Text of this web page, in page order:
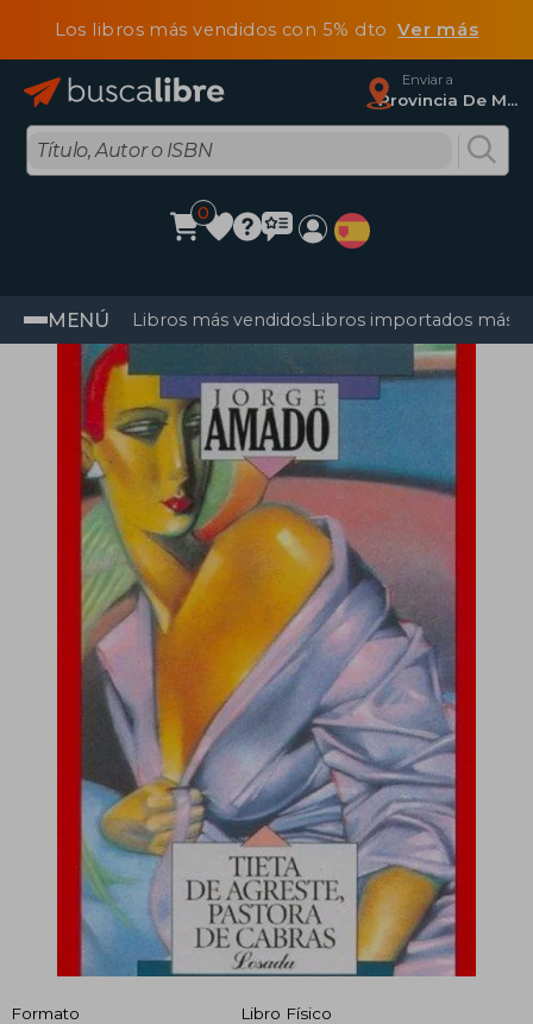
Los libros más vendidos con 5% dtoVer más
Enviar a
Provincia De Madrid
0
MENÚ Libros más vendidosLibros importados más
Formato
Libro Físico